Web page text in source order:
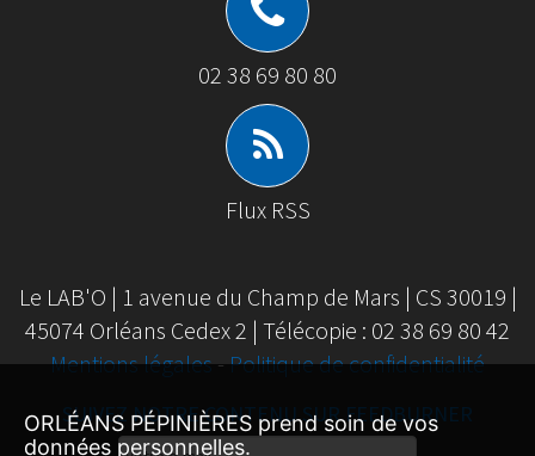
02 38 69 80 80
Flux RSS
Le LAB'O | 1 avenue du Champ de Mars | CS 30019 |
45074 Orléans Cedex 2 | Télécopie : 02 38 69 80 42
Mentions légales-Politique de confidentialité
SUIVEZ NOTRE CONTENU SUR FEEDBURNER
Email
ORLÉANS PÉPINIÈRES prend soin de vos
données personnelles.